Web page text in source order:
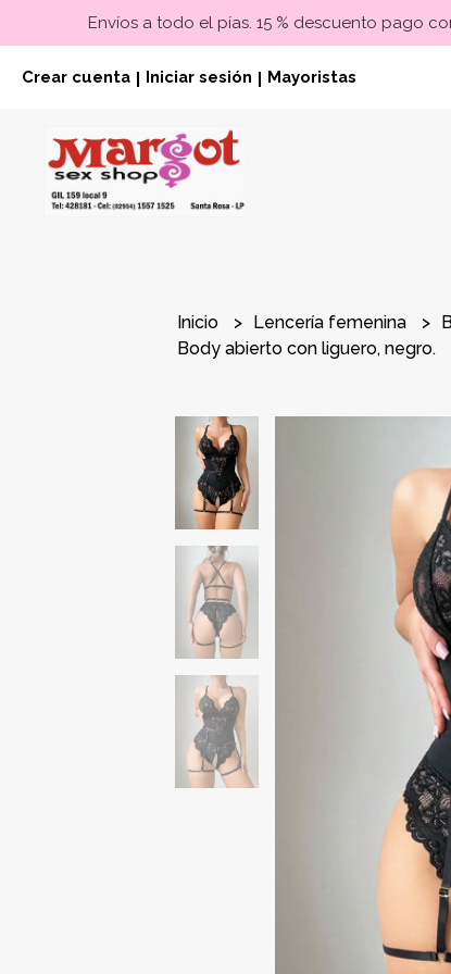
Envíos a todo el pías. 15 % descuento pago
Crear cuenta Iniciar sesión Mayoristas
Inicio Lencería femenina
Body abierto con liguero, negro.